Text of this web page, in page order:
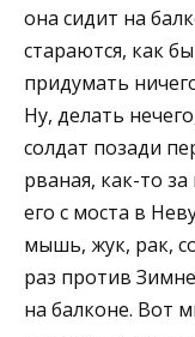
она сидит на
стараются, как
придумать
Ну, делать
солдат позади
рваная, как-то
его с моста в
мышь, жук, рак,
раз против
на балконе. Вот